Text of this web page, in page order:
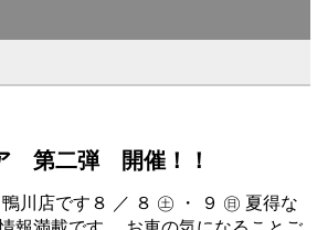
第二弾 開催！！
川店です８ ／ ８ ㊏ ・ ９ ㊐ 夏得な